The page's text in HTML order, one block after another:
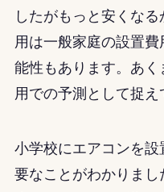
したがもっと安くな
用は一般家庭の設置
能性もあります。あ
用での予測として捉え
小学校にエアコンを
要なことがわかりま